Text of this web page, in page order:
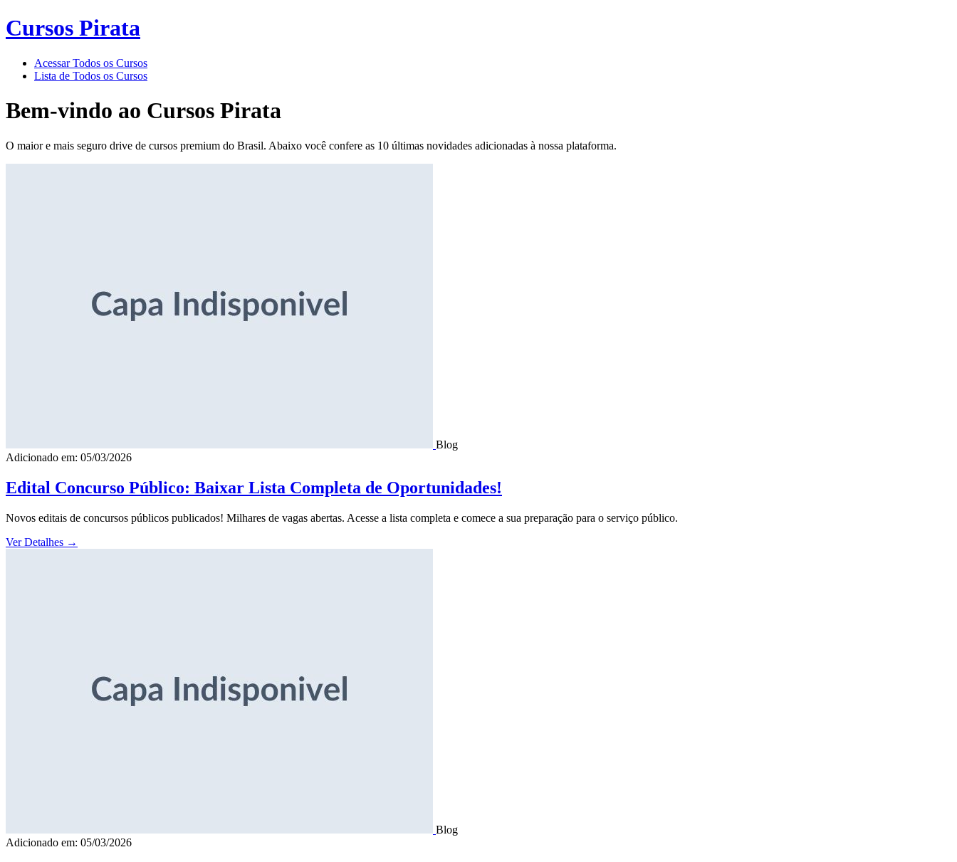
Cursos Pirata
Acessar Todos os Cursos
Lista de Todos os Cursos
Bem-vindo ao Cursos Pirata
O maior e mais seguro drive de cursos premium do Brasil. Abaixo você confere as 10 últimas novidades adicionadas à nossa plataforma.
Blog
Adicionado em: 05/03/2026
Edital Concurso Público: Baixar Lista Completa de Oportunidades!
Novos editais de concursos públicos publicados! Milhares de vagas abertas. Acesse a lista completa e comece a sua preparação para o serviço público.
Ver Detalhes →
Blog
Adicionado em: 05/03/2026